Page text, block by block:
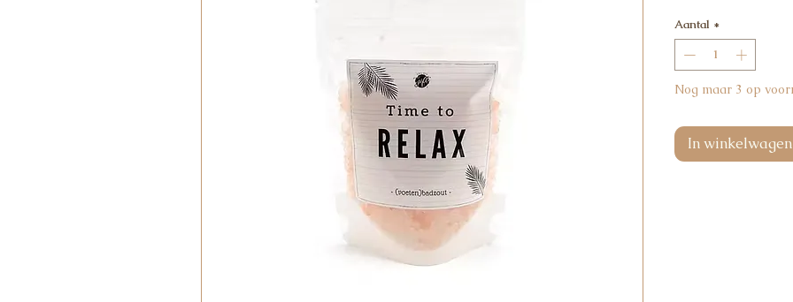
Aantal *
Nog maar 3 op
In winkelwagen